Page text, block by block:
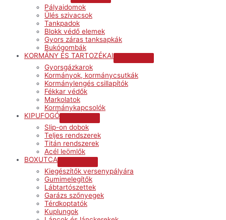
Pályaidomok
Ülés szivacsok
Tankpadok
Blokk védő elemek
Gyors záras tanksapkák
Bukógombák
KORMÁNY ÉS TARTOZÉKAI
Gyorsgázkarok
Kormányok, kormánycsutkák
Kormánylengés csillapítók
Fékkar védők
Markolatok
Kormánykapcsolók
KIPUFOGÓ
Toggle
Slip-on dobok
Teljes rendszerek
Titán rendszerek
Acél leömlők
BOXUTCA
Toggle
Kiegészítők versenypályára
Gumimelegítők
Lábtartószettek
Garázs szőnyegek
Térdkoptatók
Kuplungok